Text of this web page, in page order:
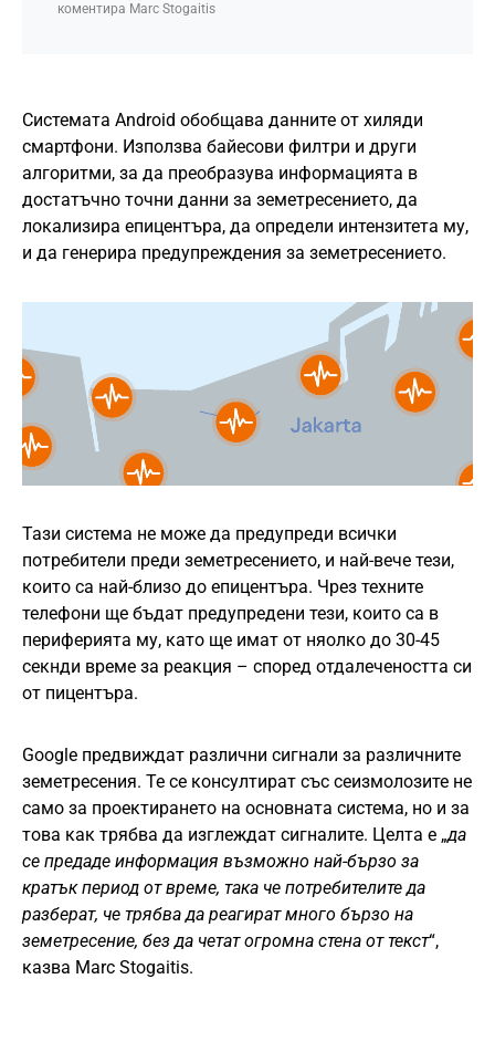
коментира Marc Stogaitis
Системата Android обобщава данните от хиляди
смартфони. Използва байесови филтри и други
алгоритми, за да преобразува информацията в
достатъчно точни данни за земетресението, да
локализира епицентъра, да определи интензитета му,
и да генерира предупреждения за земетресението.
Тази система не може да предупреди всички
потребители преди земетресението, и най-вече тези,
които са най-близо до епицентъра. Чрез техните
телефони ще бъдат предупредени тези, които са в
периферията му, като ще имат от няолко до 30-45
секнди време за реакция – според отдалечеността си
от пицентъра.
Google предвиждат различни сигнали за различните
земетресения. Те се консултират със сеизмолозите не
само за проектирането на основната система, но и за
това как трябва да изглеждат сигналите. Целта е „да
се предаде информация възможно най-бързо за
кратък период от време, така че потребителите да
разберат, че трябва да реагират много бързо на
земетресение, без да четат огромна стена от текст“,
казва Marc Stogaitis.